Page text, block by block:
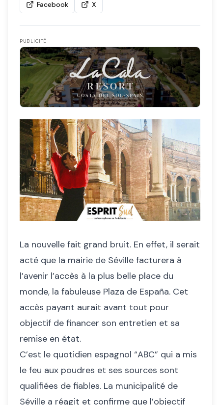
Facebook
X
PUBLICITÉ
La nouvelle fait grand bruit. En effet, il serait
acté que la mairie de Séville facturera à
l’avenir l’accès à la plus belle place du
monde, la fabuleuse Plaza de España. Cet
accès payant aurait avant tout pour
objectif de financer son entretien et sa
remise en état.
C’est le quotidien espagnol “ABC” qui a mis
le feu aux poudres et ses sources sont
qualifiées de fiables. La municipalité de
Séville a réagit et confirme que l’objectif